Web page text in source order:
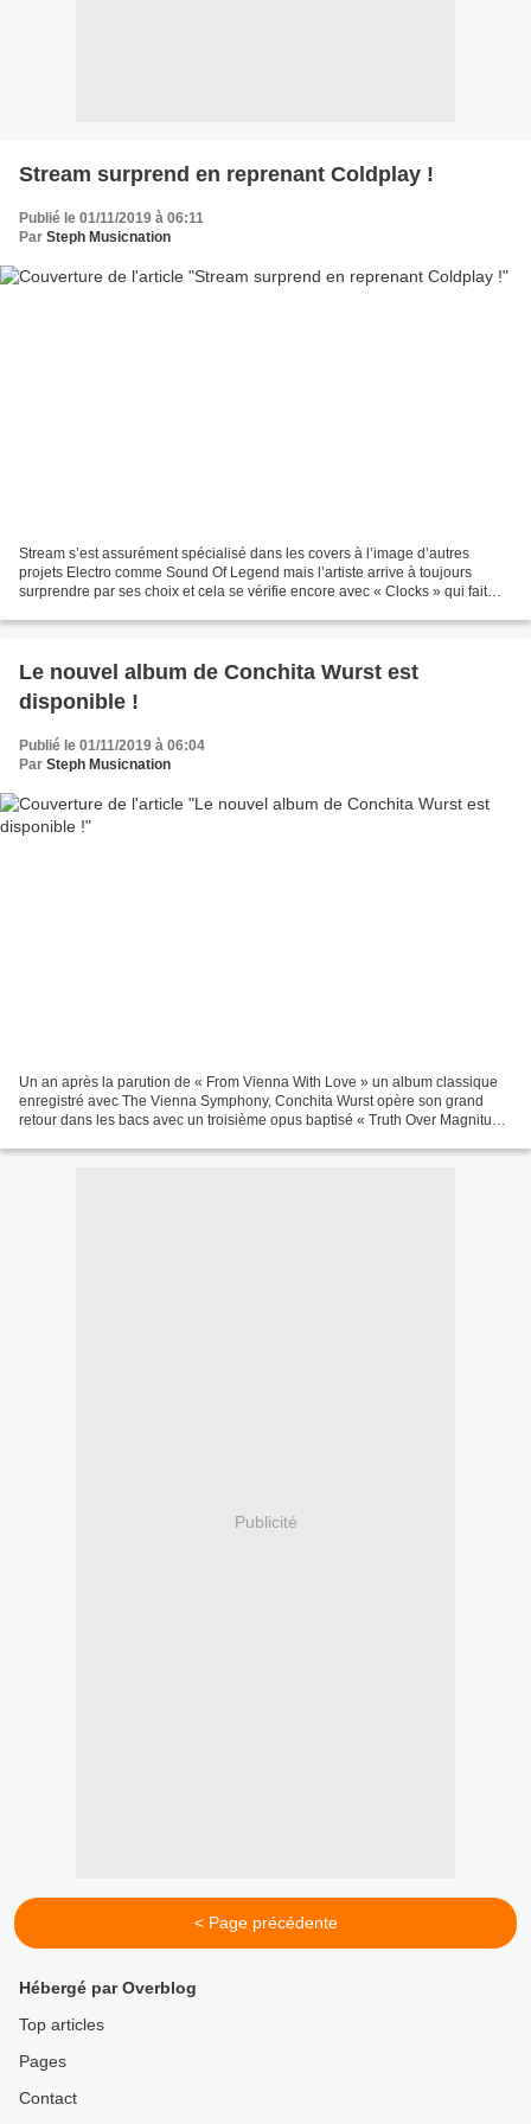
Stream surprend en reprenant Coldplay !
Publié le 01/11/2019 à 06:11
Par Steph Musicnation
Stream s’est assurément spécialisé dans les covers à l’image d’autres
projets Electro comme Sound Of Legend mais l’artiste arrive à toujours
surprendre par ses choix et cela se vérifie encore avec « Clocks » qui fait
Le nouvel album de Conchita Wurst est
disponible !
Publié le 01/11/2019 à 06:04
Par Steph Musicnation
Un an après la parution de « From Vienna With Love » un album classique
enregistré avec The Vienna Symphony, Conchita Wurst opère son grand
retour dans les bacs avec un troisième opus baptisé « Truth Over Magnitude
Publicité
< Page précédente
Hébergé par Overblog
Top articles
Pages
Contact